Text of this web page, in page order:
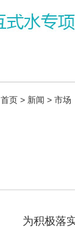
首页 > 新闻 > 市场
为积极落